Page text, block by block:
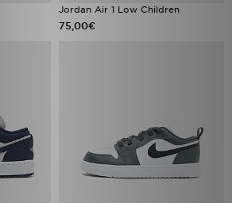
Jordan Air 1 Low Children
75,00€